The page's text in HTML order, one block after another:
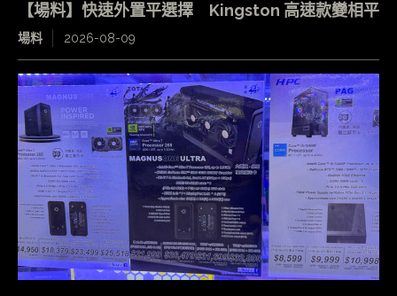
【場料】快速外置平選擇 Kingston 高速款變相平
場料 2026-08-09